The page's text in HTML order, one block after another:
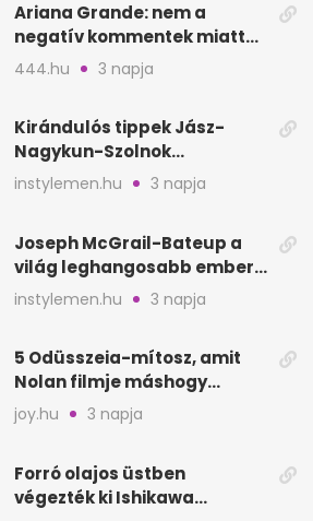
Ariana Grande: nem a
negatív kommentek miatt
vonul vissza
444.hu 3 napja
Kirándulós tippek Jász-
Nagykun-Szolnok
megyében: 6 kihagyhatatlan
hely
instylemen.hu 3 napja
Joseph McGrail-Bateup a
világ leghangosabb embere
lett Ausztráliából
instylemen.hu 3 napja
5 Odüsszeia-mítosz, amit
Nolan filmje máshogy
mutat, mint Homérosz
joy.hu 3 napja
Forró olajos üstben
végezték ki Ishikawa